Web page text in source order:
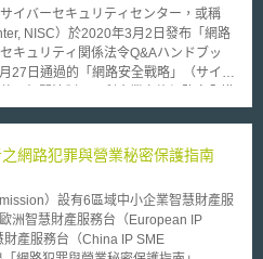
法官James
求項內容，主要是在於多個伺服器間進
行工作分配並沒有不同，且日常生活中
需求進行位置安排，就此Broadcom雖
論點，但法官認為該專利只是列出傳統
該專利做出無效的判決。 「本文
バーセキュリティセンター，或稱
NISC）於2020年3月2日發布「網路
キュリティ関係法令Q&Aハンドブッ
27日通過的「網路安全戰略」（サイバ
全戰略本部（サイバーセキュリティ戦
針對網路安全相關法令進行推動與調
基本法）網路安全之定義與概要； 以
董事義務，例如建立內部控制機制，以
說明
網路犯罪與營業秘密保護指南
）設有6區域中小企業智慧財產服
洲智慧財產服務台（European IP
產服務台（China IP SME